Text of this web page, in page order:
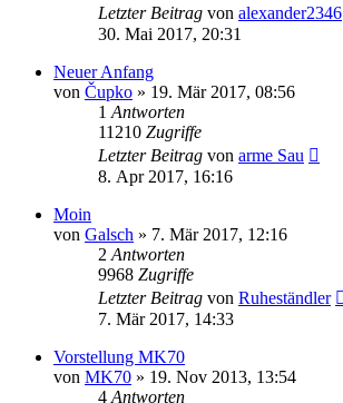
Letzter Beitrag von alexander2346
30. Mai 2017, 20:31
Neuer Anfang
von Čupko » 19. Mär 2017, 08:56
1 Antworten
11210 Zugriffe
Letzter Beitrag von arme Sau
8. Apr 2017, 16:16
Moin
von Galsch » 7. Mär 2017, 12:16
2 Antworten
9968 Zugriffe
Letzter Beitrag von Ruheständler
7. Mär 2017, 14:33
Vorstellung MK70
von MK70 » 19. Nov 2013, 13:54
4 Antworten